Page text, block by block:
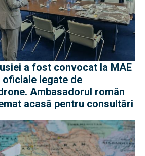
a fost convocat la MAE
legate de
Ambasadorul român
acasă pentru consultări